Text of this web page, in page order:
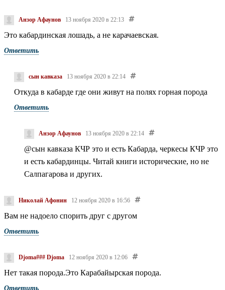
Анзор Афаунов 13 ноября 2020 в 22:13
Это кабардинская лошадь, а не карачаевская.
Ответить
сын кавказа 13 ноября 2020 в 22:14
Откуда в кабарде где они живут на полях горная порода
Ответить
Анзор Афаунов 13 ноября 2020 в 22:14
@сын кавказа КЧР это и есть Кабарда, черкесы КЧР это
и есть кабардинцы. Читай книги исторические, но не
Салпагарова и других.
Николай Афонин 12 ноября 2020 в 16:56
Вам не надоело спорить друг с другом
Ответить
Djoma### Djoma 12 ноября 2020 в 12:06
Нет такая порода.Это Карабайырская порода.
Ответить